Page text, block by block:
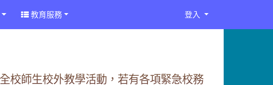
教育服務 登入
校師生校外教學活動，若有各項緊急校務